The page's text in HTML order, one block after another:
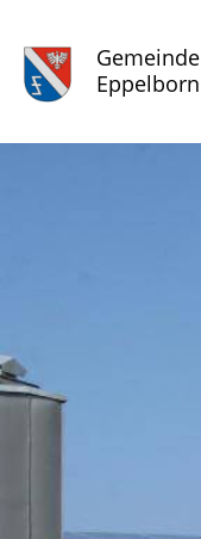
Gemeinde
Eppelborn